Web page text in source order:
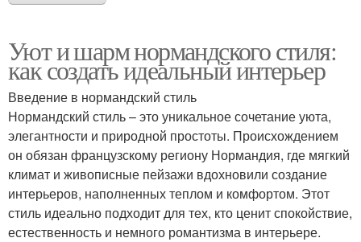
Уют и шарм нормандского стиля:
как создать идеальный интерьер
Введение в нормандский стиль
Нормандский стиль – это уникальное сочетание уюта,
элегантности и природной простоты. Происхождением
он обязан французскому региону Нормандия, где мягкий
климат и живописные пейзажи вдохновили создание
интерьеров, наполненных теплом и комфортом. Этот
стиль идеально подходит для тех, кто ценит спокойствие,
естественность и немного романтизма в интерьере.